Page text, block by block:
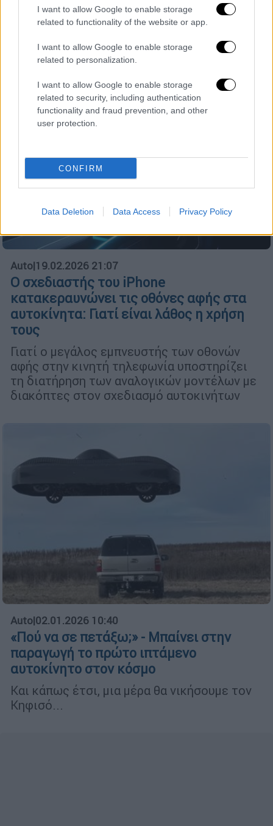
I want to allow Google to enable storage
related to functionality of the website or app.
I want to allow Google to enable storage
related to personalization.
I want to allow Google to enable storage
related to security, including authentication
functionality and fraud prevention, and other
user protection.
CONFIRM
Data Deletion Data Access Privacy Policy
Δημιούργησε τη συσκευή του εξολοκλήρου
από παλιοσίδερα (σκραπ) και
επαναχρησιμοποιημένα αντικείμενα
Auto|19.02.2026 21:07
Ο σχεδιαστής του iPhone
κατακεραυνώνει τις οθόνες αφής στα
αυτοκίνητα: Γιατί είναι λάθος η χρήση
τους
Γιατί ο μεγάλος εμπνευστής των οθονών
αφής στην κινητή τηλεφωνία υποστηρίζει
τη διατήρηση των αναλογικών μοντέλων με
διακόπτες στον σχεδιασμό αυτοκινήτων
Auto|02.01.2026 10:40
«Πού να σε πετάξω;» - Μπαίνει στην
παραγωγή το πρώτο ιπτάμενο
αυτοκίνητο στον κόσμο
Και κάπως έτσι, μια μέρα θα νικήσουμε τον
Κηφισό...